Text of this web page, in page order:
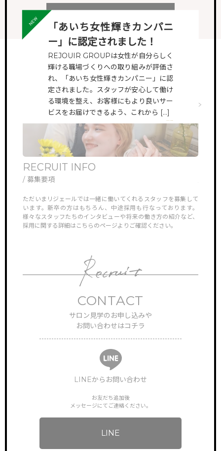
サイトトップ
FEATURE 特徴・働き方
STAFF VOICE スタッフの声
BRAND SALON サロン一覧
「あいち女性輝きカンパニ
ー」に認定されました！
REJOUIR GROUPは女性が自分らしく
輝ける職場づくりへの取り組みが評価さ
れ、「あいち女性輝きカンパニー」に認
定されました。スタッフが安心して働け
る環境を整え、お客様にもより良いサー
ビスをお届けできるよう、これから […]
VIEW MORE
RECRUIT INFO
/ 募集要項
ただいまリジェールでは一緒に働いてくれるスタッフを募集して
います。新卒の方はもちろん、中途採用も行なっております。
様々なスタッフたちのインタビューや将来の働き方の紹介など、
採用に関する詳細はこちらのページよりご確認ください。
CONTACT
サロン見学のお申し込みや
お問い合わせはコチラ
LINEからお問い合わせ
お友だち追加後
メッセージにてご連絡ください。
LINE